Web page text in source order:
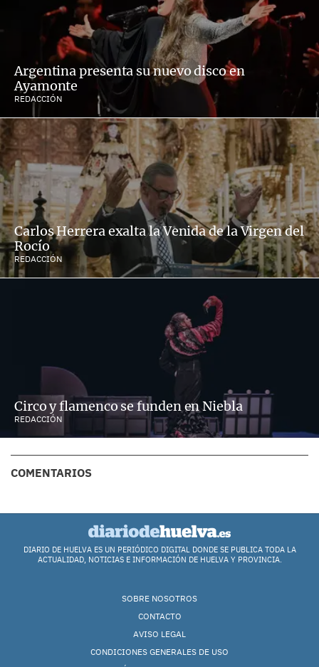
Argentina presenta su nuevo disco en
Ayamonte
REDACCIÓN
Carlos Herrera exalta la Venida de la Virgen del
Rocío
REDACCIÓN
Circo y flamenco se funden en Niebla
REDACCIÓN
COMENTARIOS
DIARIO DE HUELVA ES UN PERIÓDICO DIGITAL DONDE SE PUBLICA TODA LA
ACTUALIDAD, NOTICIAS E INFORMACIÓN DE HUELVA Y PROVINCIA.
SOBRE NOSOTROS
CONTACTO
AVISO LEGAL
CONDICIONES GENERALES DE USO